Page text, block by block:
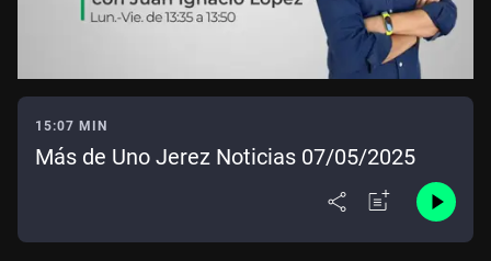
15:07 MIN
Más de Uno Jerez Noticias 07/05/2025